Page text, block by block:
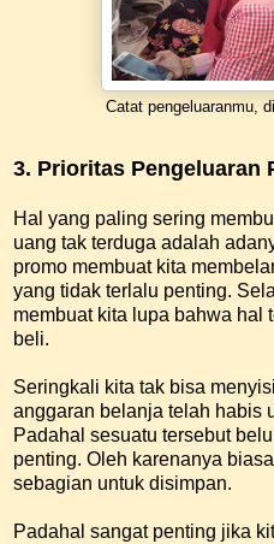
Catat pengeluaranmu,
3. Prioritas Pengeluaran
Hal yang paling sering
uang tak terduga adalah
promo membuat kita
yang tidak terlalu penting.
membuat kita lupa bahwa hal
beli.
Seringkali kita tak bisa
anggaran belanja telah habis
Padahal sesuatu tersebut
penting. Oleh karenanya
sebagian untuk disimpan.
Padahal sangat penting jika